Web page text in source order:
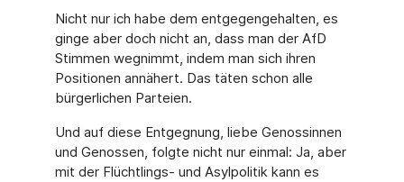
Nicht nur ich habe dem entgegengehalten, es
ginge aber doch nicht an, dass man der AfD
Stimmen wegnimmt, indem man sich ihren
Positionen annähert. Das täten schon alle
bürgerlichen Parteien.
Und auf diese Entgegnung, liebe Genossinnen
und Genossen, folgte nicht nur einmal: Ja, aber
mit der Flüchtlings- und Asylpolitik kann es